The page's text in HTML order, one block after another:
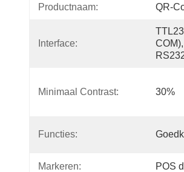
Productnaam: QR-
Interface:
Minimaal Contrast: 30%
Functies:
Markeren: POS